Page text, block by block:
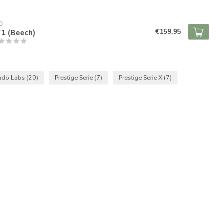
(Beech) €159,95
Labs (20) Prestige Serie (7) Prestige Serie X (7)